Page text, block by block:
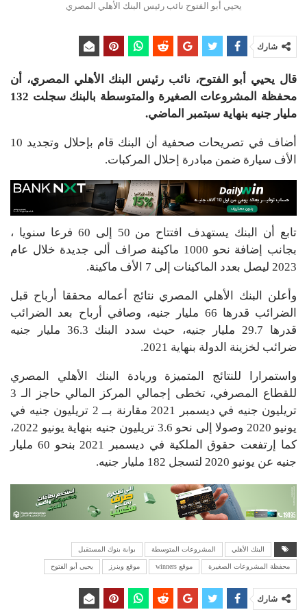
يحيي أبو الفتوح نائب رئيس البنك الأهلي المصري
شارك
قال يحيي أبو الفتوح، نائب رئيس البنك الأهلي المصري، أن
محفظة المشروعات الصغيرة والمتوسطة بالبنك سجلت 132
مليار جنيه بنهاية سبتمبر الماضي.
أضاف في تصريحات صحفية أن البنك قام بإحلال وتجديد 10
الأف سيارة ضمن مبادرة إحلال المركبات.
تابع أن البنك يستهدف افتتاح من 50 إلى 60 فرعا سنويا ،
بجانب إضافة نحو 1000 ماكينة صراف ألى جديدة خلال عام
2023 ليصل بعدد الماكينات إلى 7 الأف ماكينة.
وأعلن البنك الأهلي المصري نتائج أعماله محققا أرباح قبل
الضرائب قدرها 66 مليار جنيه، وصافي أرباح بعد الضرائب
قدرها 29.7 مليار جنيه، حيث سدد البنك 36.3 مليار جنيه
ضرائب لخزينة الدولة بنهاية 2021.
واستمرارا للنتائج المتميزة وريادة البنك الأهلي المصري
للقطاع المصرفي، تخطى إجمالي المركز المالي حاجز الـ 3
تريليون جنيه في ديسمبر 2021 مقارنة بــ 2 تريليون جنيه في
يونيو 2020 وصولا إلى نحو 3.6 تريليون جنيه بنهاية يونيو 2022،
كما إرتفعت حقوق الملكية في ديسمبر 2021 بنحو 60 مليار
جنيه عن يونيو 2020 لتسجل 182 مليار جنيه.
البنك الأهلي المشروعات المتوسطة بوابة بنوك المستقبل
محفظة المشروعات الصغيرة موقع winners موقع وينرز يحيي أبو الفتوح
شارك